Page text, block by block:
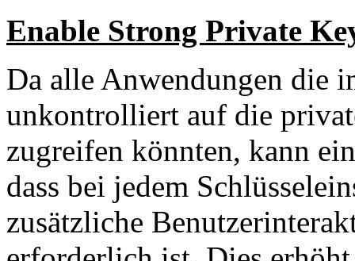
Enable Strong Private
Da alle Anwendungen die
unkontrolliert auf die
zugreifen könnten, kann
dass bei jedem
zusätzliche